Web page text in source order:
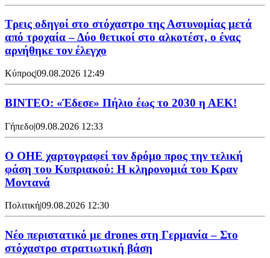
Τρεις οδηγοί στο στόχαστρο της Αστυνομίας μετά
από τροχαία – Δύο θετικοί στο αλκοτέστ, ο ένας
αρνήθηκε τον έλεγχο
Κύπρος|09.08.2026 12:49
ΒΙΝΤΕΟ: «Έδεσε» Πήλιο έως το 2030 η ΑΕΚ!
Γήπεδο|09.08.2026 12:33
Ο ΟΗΕ χαρτογραφεί τον δρόμο προς την τελική
φάση του Κυπριακού: Η κληρονομιά του Κραν
Μοντανά
Πολιτική|09.08.2026 12:30
Νέο περιστατικό με drones στη Γερμανία – Στο
στόχαστρο στρατιωτική βάση